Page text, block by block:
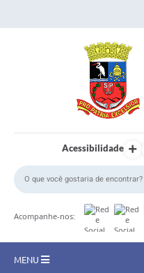
Acessibilidade
Acompanhe-nos:
MENU